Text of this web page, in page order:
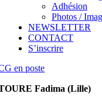
Adhésion
Photos /
NEWSLETTER
CONTACT
S’inscrire
en poste
Fadima (Lille)